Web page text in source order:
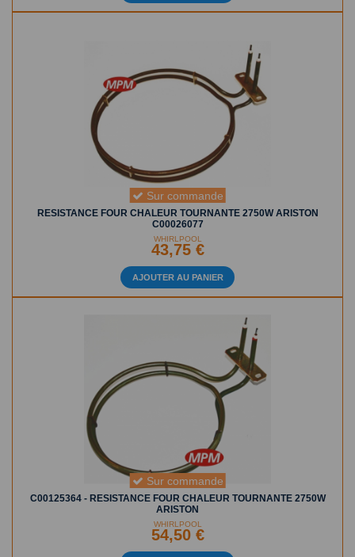
Sur commande
RESISTANCE FOUR CHALEUR TOURNANTE 2750W ARISTON
C00026077
WHIRLPOOL
43,75 €
AJOUTER AU PANIER
Sur commande
C00125364 - RESISTANCE FOUR CHALEUR TOURNANTE 2750W
ARISTON
WHIRLPOOL
54,50 €